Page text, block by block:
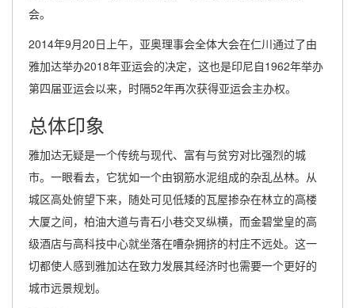
会。
2014年9月20日上午，亚奥理事会全体大会在仁川通过了由
雅加达举办2018年亚运会的决定，这也是印尼自1962年举办
第四届亚运会以来，时隔52年再次获得亚运会主办权。
总体印象
雅加达无疑是一个传统与现代、富有与贫穷对比强烈的城
市。一眼看去，它犹如一个由钢筋水泥组成的杂乱丛林。从
城区高处俯望下来，随处可见低矮的瓦屋掺杂在林立的高楼
大厦之间，柏油大道与青石小巷交叉纵横，而金碧堂皇的高
级酒店与高科技中心就坐落在嘈杂拥挤的村庄不远处。这一
切都使人感到雅加达在致力发展其经济时也需要一个更好的
城市远景规划。